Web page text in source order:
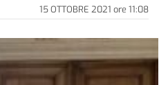
15 OTTOBRE 2021ore 11:08